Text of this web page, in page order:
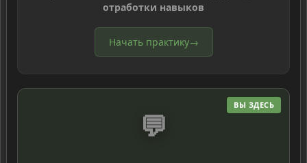
отработки навыков
Начать практику→
ВЫ ЗДЕСЬ
💬